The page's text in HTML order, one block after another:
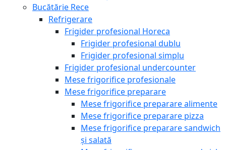
Bucătărie Rece
Refrigerare
Frigider profesional Horeca
Frigider profesional dublu
Frigider profesional simplu
Frigider profesional undercounter
Mese frigorifice profesionale
Mese frigorifice preparare
Mese frigorifice preparare alimente
Mese frigorifice preparare pizza
Mese frigorifice preparare sandwich
și salată